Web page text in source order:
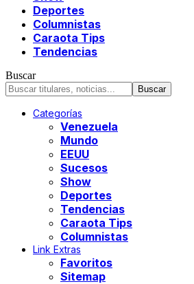
Deportes
Columnistas
Caraota Tips
Tendencias
Buscar
Categorías
Venezuela
Mundo
EEUU
Sucesos
Show
Deportes
Tendencias
Caraota Tips
Columnistas
Link Extras
Favoritos
Sitemap